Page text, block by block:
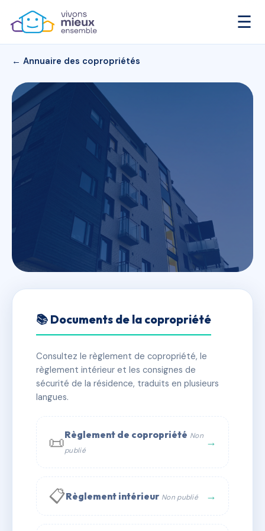
☰
← Annuaire des copropriétés
11 AVENUE DE LA GARE.
✓ Immatriculée 🏠 37 lots 🏗 1 bâtiment(s)
📞 Contacter Syndic Digital
📚 Documents de la copropriété
Consultez le règlement de copropriété, le
règlement intérieur et les consignes de
sécurité de la résidence, traduits en plusieurs
langues.
📜Règlement de copropriété Non
publié
→
📋Règlement intérieur Non publié →